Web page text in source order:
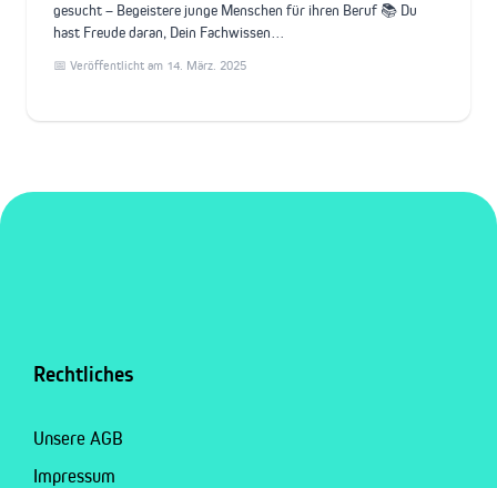
gesucht – Begeistere junge Menschen für ihren Beruf 📚 Du
hast Freude daran, Dein Fachwissen…
📅 Veröffentlicht am 14. März. 2025
Rechtliches
Unsere AGB
Impressum